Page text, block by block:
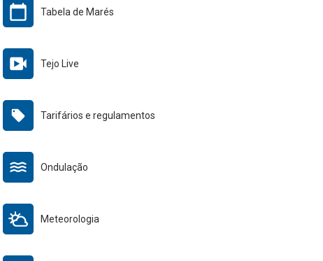
Tabela de Marés
Tejo Live
Tarifários e regulamentos
Ondulação
Meteorologia